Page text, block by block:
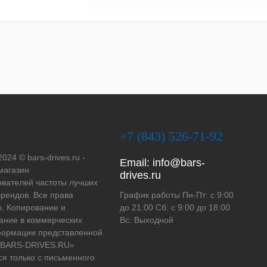
© bars-drives.ru -
частоты лучших
Все права
Копирование и
в коммерческих
представленной
DRIVES.RU»
только с письменного
+7 (843) 526-71-92
Email: info@bars-
drives.ru
График работы Пн-Пт: с 9:00
до 21:00 Сб: с 9:00 до 18:00
Вс: Выходной